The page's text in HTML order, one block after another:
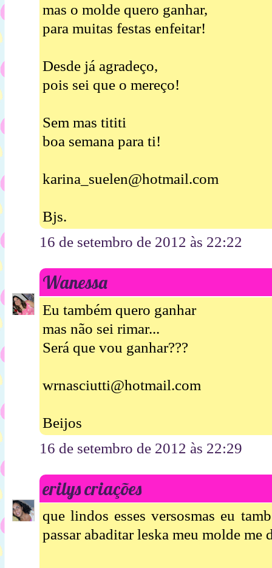
mas o molde quero ganhar,
para muitas festas enfeitar!
Desde já agradeço,
pois sei que o mereço!
Sem mas tititi
boa semana para ti!
karina_suelen@hotmail.com
Bjs.
16 de setembro de 2012 às 22:22
Wanessa
Eu também quero ganhar
mas não sei rimar...
Será que vou ganhar???
wrnasciutti@hotmail.com
Beijos
16 de setembro de 2012 às 22:29
erilys criações
que lindos esses versosmas eu
passar abaditar leska meu molde me